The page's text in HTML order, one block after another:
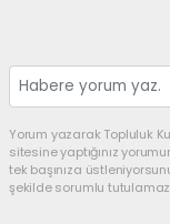
Yorum yazarak Topluluk
sitesine yaptığınız
tek başınıza
şekilde sorumlu